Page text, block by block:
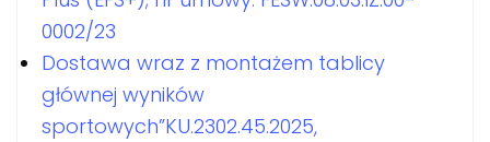
0002/23
Dostawa wraz z montażem tablicy
głównej wyników
sportowych”KU.2302.45.2025,